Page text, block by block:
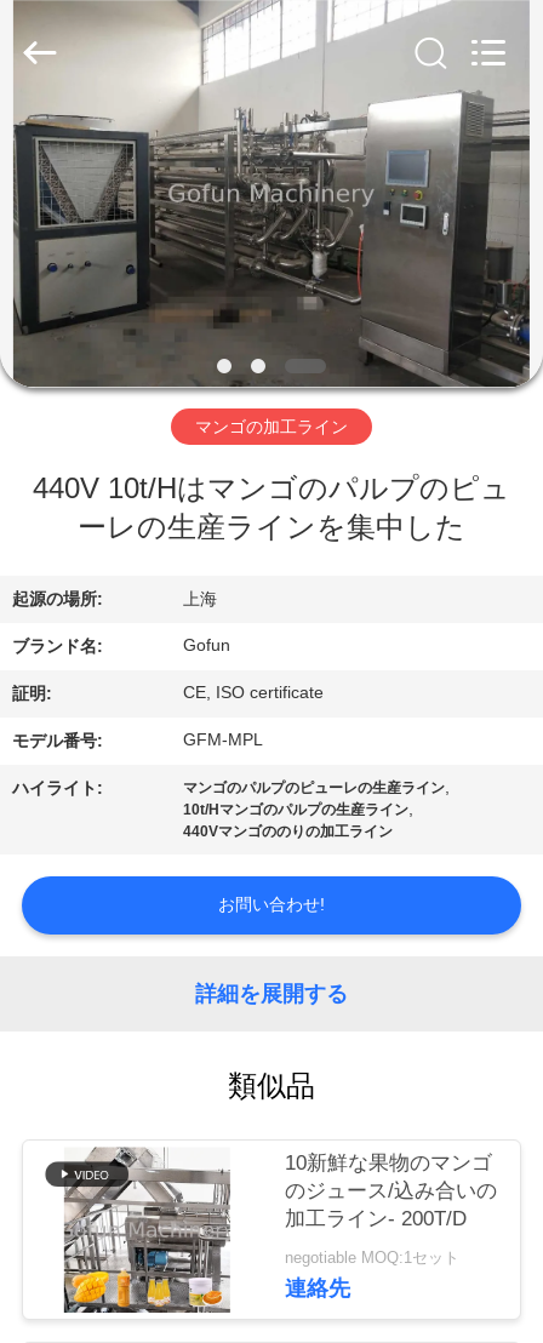
家
プ
ロ
ダ
ク
ビ
オ
私
達
て
旅
Shanghai
Rights
Reserved.
マンゴの加工ライン
440V 10t/Hはマンゴのパルプのピュ
ーレの生産ラインを集中した
起源の場所: 上海
ブランド名: Gofun
証明: CE, ISO certificate
モデル番号: GFM-MPL
ハイライト: マンゴのパルプのピューレの生産ライン,
10t/Hマンゴのパルプの生産ライン,
440Vマンゴののりの加工ライン
お問い合わせ!
詳細を展開する
類似品
10新鮮な果物のマンゴ
のジュース/込み合いの
加工ライン- 200T/D
negotiable MOQ:1セット
連絡先